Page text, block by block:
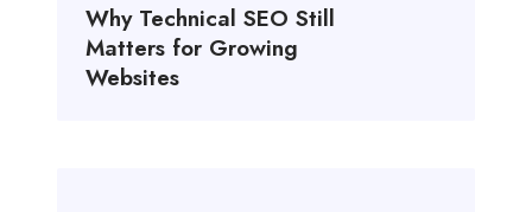
Why Technical SEO Still
Matters for Growing
Websites